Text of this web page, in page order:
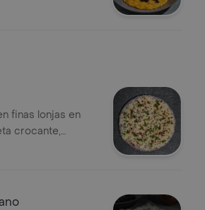
tu elección.
finas lonjas en
crocante,